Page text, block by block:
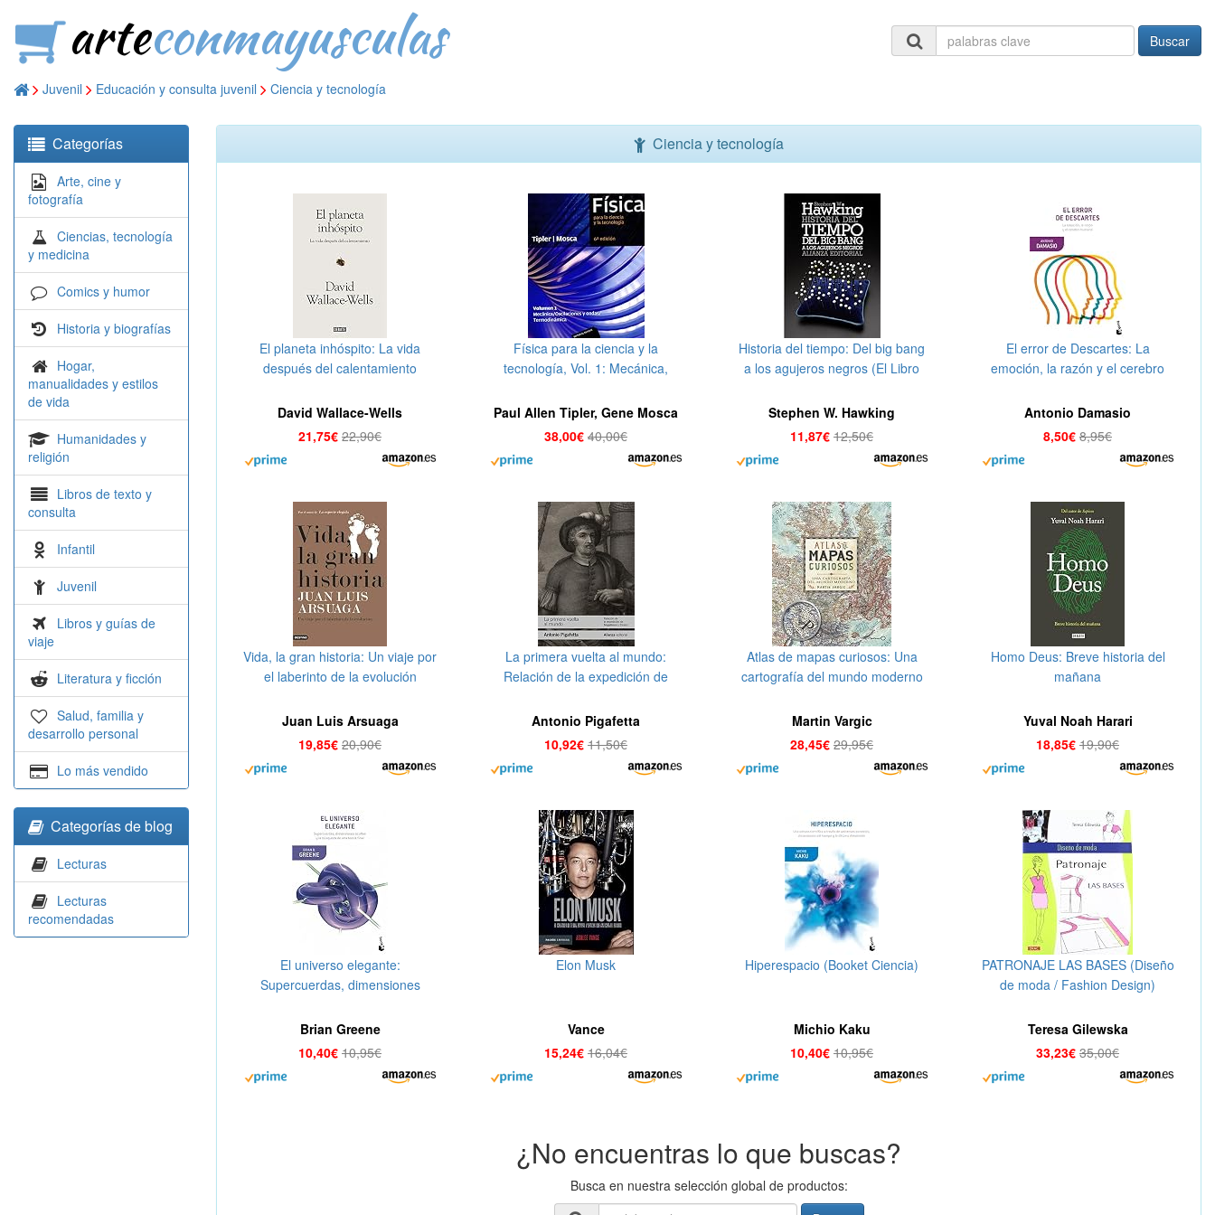
arteconmayusculas Buscar
Juvenil Educación y consulta juvenil Ciencia y tecnología
Categorías
Arte, cine y
fotografía
Ciencias, tecnología
y medicina
Comics y humor
Historia y biografías
Hogar,
manualidades y estilos
de vida
Humanidades y
religión
Libros de texto y
consulta
Infantil
Juvenil
Libros y guías de
viaje
Literatura y ficción
Salud, familia y
desarrollo personal
Lo más vendido
Categorías de blog
Lecturas
Lecturas
recomendadas
Ciencia y tecnología
El planeta inhóspito: La vida
después del calentamiento
David Wallace-Wells
21,75€ 22,90€
Física para la ciencia y la
tecnología, Vol. 1: Mecánica,
termodinámica, 6ª Edicion
Paul Allen Tipler, Gene Mosca
38,00€ 40,00€
Historia del tiempo: Del big bang
a los agujeros negros (El Libro
Stephen W. Hawking
11,87€ 12,50€
El error de Descartes: La
emoción, la razón y el cerebro
Antonio Damasio
8,50€ 8,95€
Vida, la gran historia: Un viaje por
el laberinto de la evolución
Juan Luis Arsuaga
19,85€ 20,90€
La primera vuelta al mundo:
Relación de la expedición de
Bolsillo - Historia)
Antonio Pigafetta
10,92€ 11,50€
Atlas de mapas curiosos: Una
cartografía del mundo moderno
Martin Vargic
28,45€ 29,95€
Homo Deus: Breve historia del
mañana
Yuval Noah Harari
18,85€ 19,90€
El universo elegante:
Supercuerdas, dimensiones
teoría final (Booket Ciencia)
Brian Greene
10,40€ 10,95€
Elon Musk
Vance
15,24€ 16,04€
Hiperespacio (Booket Ciencia)
Michio Kaku
10,40€ 10,95€
PATRONAJE LAS BASES (Diseño
de moda / Fashion Design)
Teresa Gilewska
33,23€ 35,00€
¿No encuentras lo que buscas?
Busca en nuestra selección global de productos: